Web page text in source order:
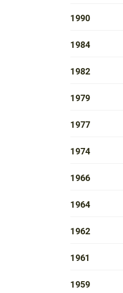
1990
1984
1982
1979
1977
1974
1966
1964
1962
1961
1959